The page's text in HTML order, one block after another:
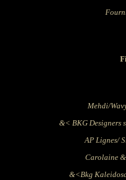
Mehdi/
&< BKG Designers
AP Lignes/
Carolaine
&<Bkg